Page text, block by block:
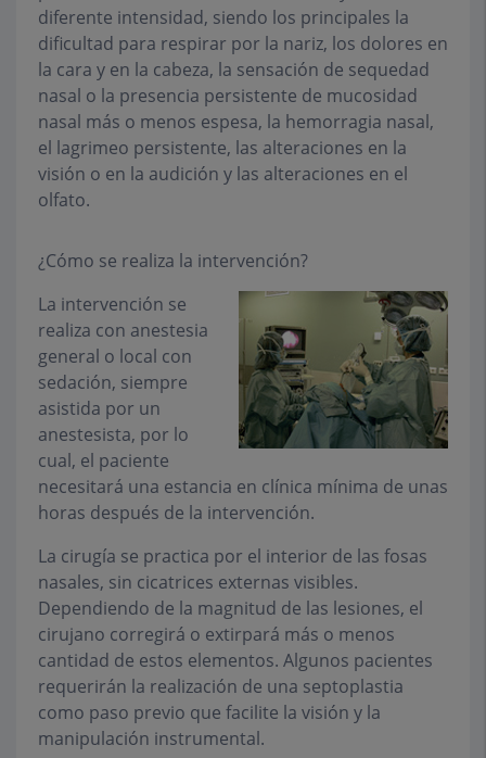
diferente intensidad, siendo los principales la
dificultad para respirar por la nariz, los dolores en
la cara y en la cabeza, la sensación de sequedad
nasal o la presencia persistente de mucosidad
nasal más o menos espesa, la hemorragia nasal,
el lagrimeo persistente, las alteraciones en la
visión o en la audición y las alteraciones en el
olfato.
¿Cómo se realiza la intervención?
La intervención se
realiza con anestesia
general o local con
sedación, siempre
asistida por un
anestesista, por lo
cual, el paciente
necesitará una estancia en clínica mínima de unas
horas después de la intervención.
La cirugía se practica por el interior de las fosas
nasales, sin cicatrices externas visibles.
Dependiendo de la magnitud de las lesiones, el
cirujano corregirá o extirpará más o menos
cantidad de estos elementos. Algunos pacientes
requerirán la realización de una septoplastia
como paso previo que facilite la visión y la
manipulación instrumental.